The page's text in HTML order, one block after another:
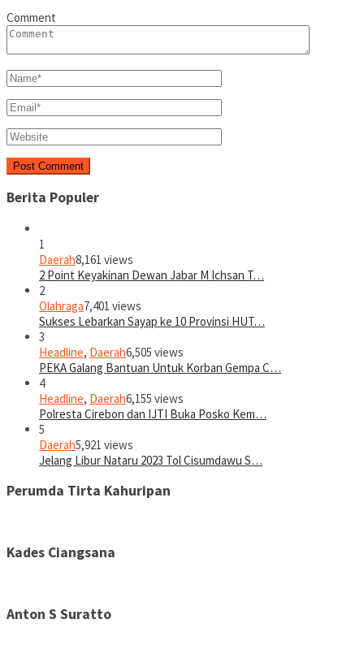
Comment
Berita Populer
1
Daerah8,161 views
2 Point Keyakinan Dewan Jabar M Ichsan T…
2
Olahraga7,401 views
Sukses Lebarkan Sayap ke 10 Provinsi HUT…
3
Headline, Daerah6,505 views
PEKA Galang Bantuan Untuk Korban Gempa C…
4
Headline, Daerah6,155 views
Polresta Cirebon dan IJTI Buka Posko Kem…
5
Daerah5,921 views
Jelang Libur Nataru 2023 Tol Cisumdawu S…
Perumda Tirta Kahuripan
Kades Ciangsana
Anton S Suratto